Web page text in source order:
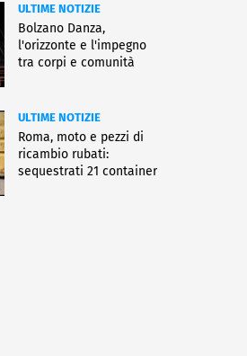
ULTIME NOTIZIE
Bolzano Danza,
l'orizzonte e l'impegno
tra corpi e comunità
ULTIME NOTIZIE
Roma, moto e pezzi di
ricambio rubati:
sequestrati 21 container